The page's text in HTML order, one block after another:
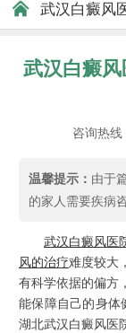
武汉白癜风
武汉白癜
咨询热线
温馨提示： 由于
的家人需要疾病
武汉白癜风医
风的治疗难度较大
有科学依据的偏方
能保障自己的身体
湖北武汉白癜风医